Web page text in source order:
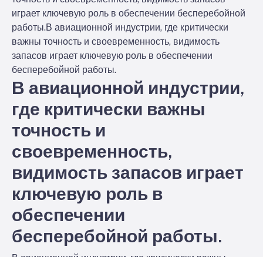
играет ключевую роль в обеспечении бесперебойной
работы.В авиационной индустрии, где критически
важны точность и своевременность, видимость
запасов играет ключевую роль в обеспечении
бесперебойной работы.
В авиационной индустрии,
где критически важны
точность и
своевременность,
видимость запасов играет
ключевую роль в
обеспечении
бесперебойной работы.